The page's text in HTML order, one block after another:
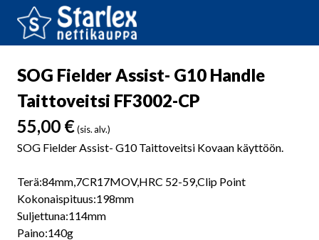
SOG Fielder Assist- G10 Handle
Taittoveitsi FF3002-CP
55,00 €(sis. alv.)
SOG Fielder Assist- G10 Taittoveitsi Kovaan käyttöön.
Terä:84mm,7CR17MOV,HRC 52-59,Clip Point
Kokonaispituus:198mm
Suljettuna:114mm
Paino:140g